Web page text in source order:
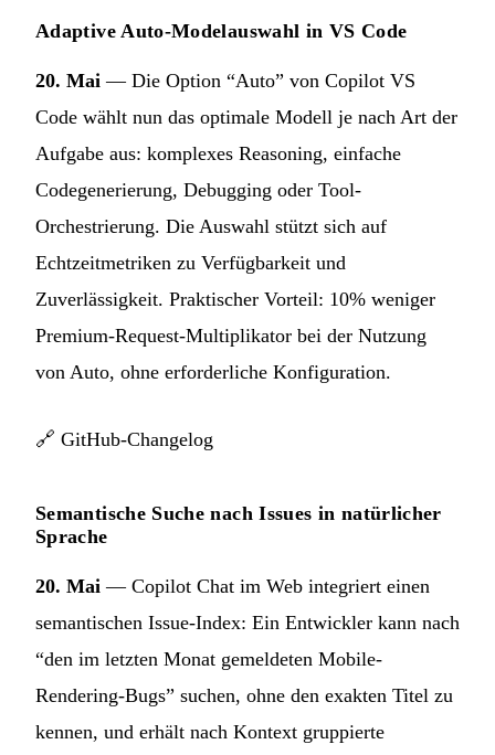
Adaptive Auto-Modelauswahl in VS Code
20. Mai — Die Option “Auto” von Copilot VS
Code wählt nun das optimale Modell je nach Art der
Aufgabe aus: komplexes Reasoning, einfache
Codegenerierung, Debugging oder Tool-
Orchestrierung. Die Auswahl stützt sich auf
Echtzeitmetriken zu Verfügbarkeit und
Zuverlässigkeit. Praktischer Vorteil: 10% weniger
Premium-Request-Multiplikator bei der Nutzung
von Auto, ohne erforderliche Konfiguration.
🔗 GitHub-Changelog
Semantische Suche nach Issues in natürlicher
Sprache
20. Mai — Copilot Chat im Web integriert einen
semantischen Issue-Index: Ein Entwickler kann nach
“den im letzten Monat gemeldeten Mobile-
Rendering-Bugs” suchen, ohne den exakten Titel zu
kennen, und erhält nach Kontext gruppierte